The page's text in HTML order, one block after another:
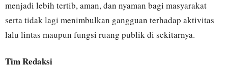
menjadi lebih tertib, aman, dan nyaman bagi masyarakat
serta tidak lagi menimbulkan gangguan terhadap aktivitas
lalu lintas maupun fungsi ruang publik di sekitarnya.
Tim Redaksi